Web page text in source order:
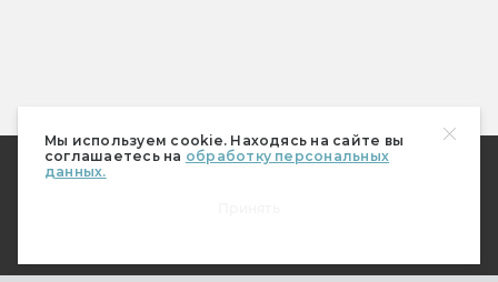
Мы используем cookie. Находясь на сайте вы
соглашаетесь на обработку персональных
данных.
О Мире фантастики